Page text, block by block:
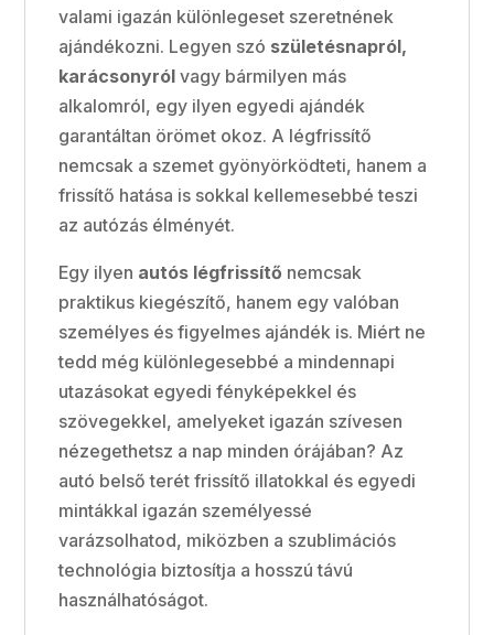
valami igazán különlegeset szeretnének
ajándékozni. Legyen szó születésnapról,
karácsonyról vagy bármilyen más
alkalomról, egy ilyen egyedi ajándék
garantáltan örömet okoz. A légfrissítő
nemcsak a szemet gyönyörködteti, hanem a
frissítő hatása is sokkal kellemesebbé teszi
az autózás élményét.
Egy ilyen autós légfrissítő nemcsak
praktikus kiegészítő, hanem egy valóban
személyes és figyelmes ajándék is. Miért ne
tedd még különlegesebbé a mindennapi
utazásokat egyedi fényképekkel és
szövegekkel, amelyeket igazán szívesen
nézegethetsz a nap minden órájában? Az
autó belső terét frissítő illatokkal és egyedi
mintákkal igazán személyessé
varázsolhatod, miközben a szublimációs
technológia biztosítja a hosszú távú
használhatóságot.